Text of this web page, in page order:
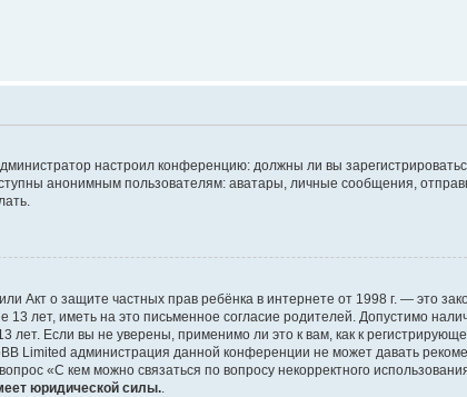
настроил конференцию: должны ли вы
анонимным пользователям: аватары, личные сообщения,
Акт о защите частных прав ребёнка в интернете от 1998 г. — это
лет, иметь на это письменное согласие родителей. Допустимо
Если вы не уверены, применимо ли это к вам, как к
Limited администрация данной конференции не может давать
«С кем можно связаться по вопросу некорректного
юридической силы.